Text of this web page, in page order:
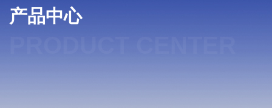
产品中心